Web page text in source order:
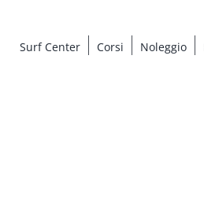
Surf Center Corsi Noleggio